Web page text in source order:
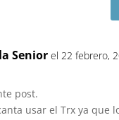
Senior el 22 febrero,
post.
usar el Trx ya que